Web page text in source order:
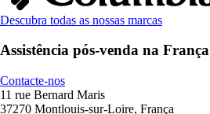
Descubra todas as nossas marcas
Assistência pós-venda na França
Contacte-nos
11 rue Bernard Maris
37270 Montlouis-sur-Loire, França